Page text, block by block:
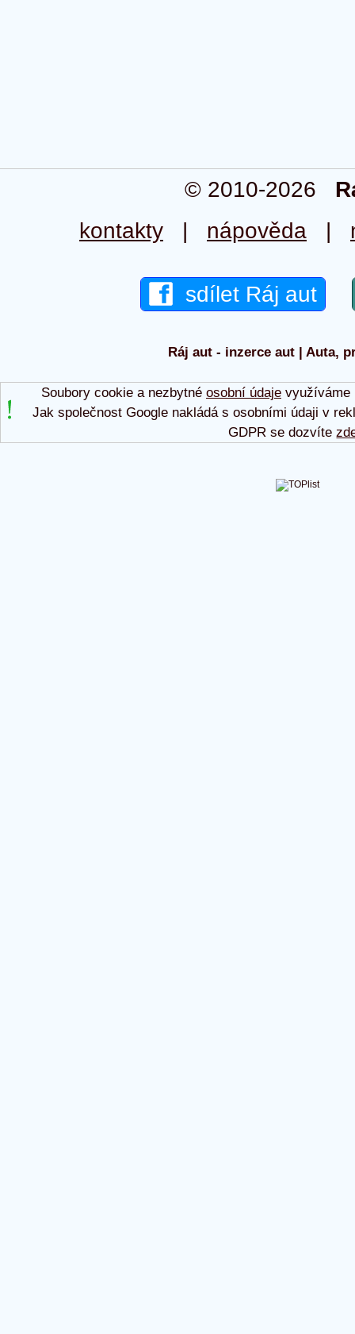
© 2010-2026
kontakty | nápověda |
sdílet Ráj aut
Ráj aut - inzerce aut | Auta,
Soubory cookie a nezbytné osobní údajevyužíváme
Jak společnost Google nakládá s osobními údaji v
GDPR se dozvíte